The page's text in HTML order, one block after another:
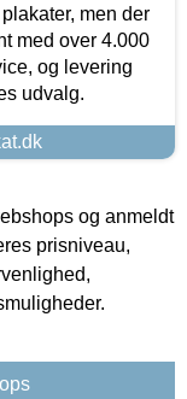
men der
med over 4.000
og levering
udvalg.
og anmeldt
prisniveau,